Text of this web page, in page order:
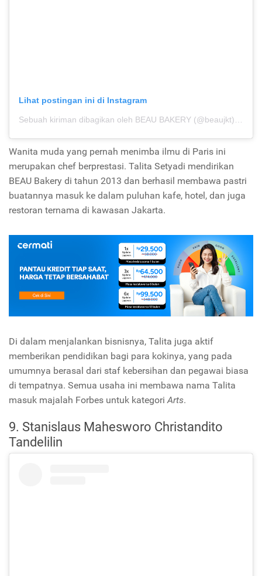
Lihat postingan ini di Instagram
Wanita muda yang pernah menimba ilmu di Paris ini
merupakan chef berprestasi. Talita Setyadi mendirikan
BEAU Bakery di tahun 2013 dan berhasil membawa pastri
buatannya masuk ke dalam puluhan kafe, hotel, dan juga
restoran ternama di kawasan Jakarta.
Di dalam menjalankan bisnisnya, Talita juga aktif
memberikan pendidikan bagi para kokinya, yang pada
umumnya berasal dari staf kebersihan dan pegawai biasa
di tempatnya. Semua usaha ini membawa nama Talita
masuk majalah Forbes untuk kategori Arts.
9. Stanislaus Mahesworo Christandito
Tandelilin